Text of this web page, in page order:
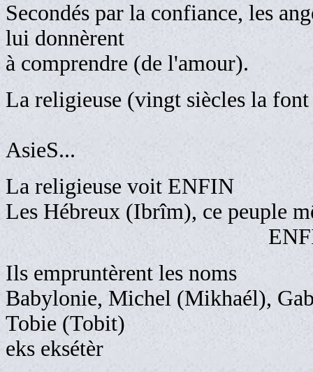
Secondés par la confiance, les
lui donnèrent
à comprendre (de l'amour).
La religieuse (vingt siècles la
AsieS...
La religieuse voit ENFIN
Les Hébreux (Ibrîm), ce peuple
ENFIN /
Ils empruntèrent les noms
Babylonie, Michel (Mikhaél),
Tobie (Tobit)
eks eksétèr